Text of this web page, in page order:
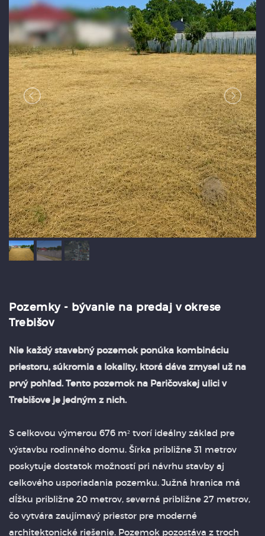
Pozemky - bývanie na predaj v okrese
Trebišov
Nie každý stavebný pozemok ponúka kombináciu
priestoru, súkromia a lokality, ktorá dáva zmysel už na
prvý pohľad. Tento pozemok na Paričovskej ulici v
Trebišove je jedným z nich.
S celkovou výmerou 676 m² tvorí ideálny základ pre
výstavbu rodinného domu. Šírka približne 31 metrov
poskytuje dostatok možností pri návrhu stavby aj
celkového usporiadania pozemku. Južná hranica má
dĺžku približne 20 metrov, severná približne 27 metrov,
čo vytvára zaujímavý priestor pre moderné
architektonické riešenie. Pozemok pozostáva z troch